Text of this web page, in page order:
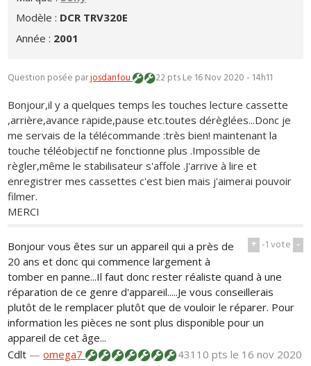
Modèle : DCR TRV320E
Année : 2001
Question posée parjosdanfou 22 ptsLe 16 Nov 2020 - 14h11
Bonjour,il y a quelques temps les touches lecture cassette
,arrière,avance rapide,pause etc.toutes dérèglées...Donc je
me servais de la télécommande :très bien! maintenant la
touche téléobjectif ne fonctionne plus .Impossible de
règler,même le stabilisateur s'affole .J'arrive à lire et
enregistrer mes cassettes c'est bien mais j'aimerai pouvoir
filmer.
MERCI
+ -1vote -
Bonjour vous êtes sur un appareil qui a près de
20 ans et donc qui commence largement à
tomber en panne...Il faut donc rester réaliste quand à une
réparation de ce genre d'appareil.....Je vous conseillerais
plutôt de le remplacer plutôt que de vouloir le réparer. Pour
information les pièces ne sont plus disponible pour un
appareil de cet âge...
Cdlt —omega7 43110 ptsle 16 nov 2020